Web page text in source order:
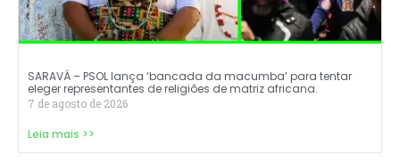
SARAVÁ – PSOL lança ‘bancada da macumba’ para tentar
eleger representantes de religiões de matriz africana.
7 de agosto de 2026
Leia mais >>